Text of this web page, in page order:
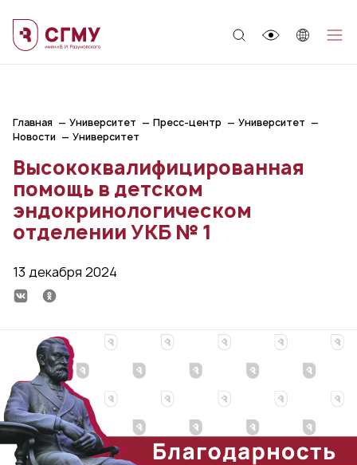
Главная Университет Пресс-центр
Университет
Новости
Университет
Высококвалифицированная
помощь в детском
эндокринологическом
отделении УКБ № 1
13 декабря 2024